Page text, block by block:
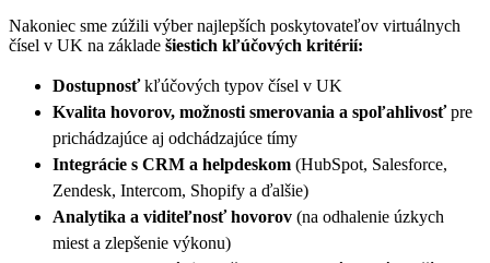
Nakoniec sme zúžili výber najlepších poskytovateľov virtuálnych
čísel v UK na základe šiestich kľúčových kritérií:
Dostupnosťkľúčových typov čísel v UK
Kvalita hovorov, možnosti smerovania a spoľahlivosťpre
prichádzajúce aj odchádzajúce tímy
Integrácie s CRM a helpdeskom (HubSpot, Salesforce,
Zendesk, Intercom, Shopify a ďalšie)
Analytika a viditeľnosť hovorov (na odhalenie úzkych
miest a zlepšenie výkonu)